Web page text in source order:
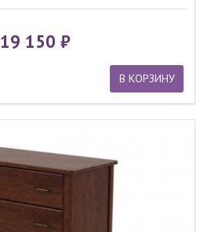
19 150
В КОРЗИНУ